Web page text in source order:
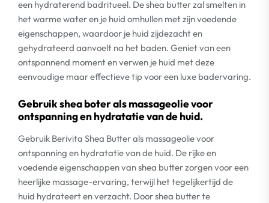
een hydraterend badritueel. De shea butter zal smelten in
het warme water en je huid omhullen met zijn voedende
eigenschappen, waardoor je huid zijdezacht en
gehydrateerd aanvoelt na het baden. Geniet van een
ontspannend moment en verwen je huid met deze
eenvoudige maar effectieve tip voor een luxe badervaring.
Gebruik shea boter als massageolie voor
ontspanning en hydratatie van de huid.
Gebruik Berivita Shea Butter als massageolie voor
ontspanning en hydratatie van de huid. De rijke en
voedende eigenschappen van shea butter zorgen voor een
heerlijke massage-ervaring, terwijl het tegelijkertijd de
huid hydrateert en verzacht. Door shea butter te